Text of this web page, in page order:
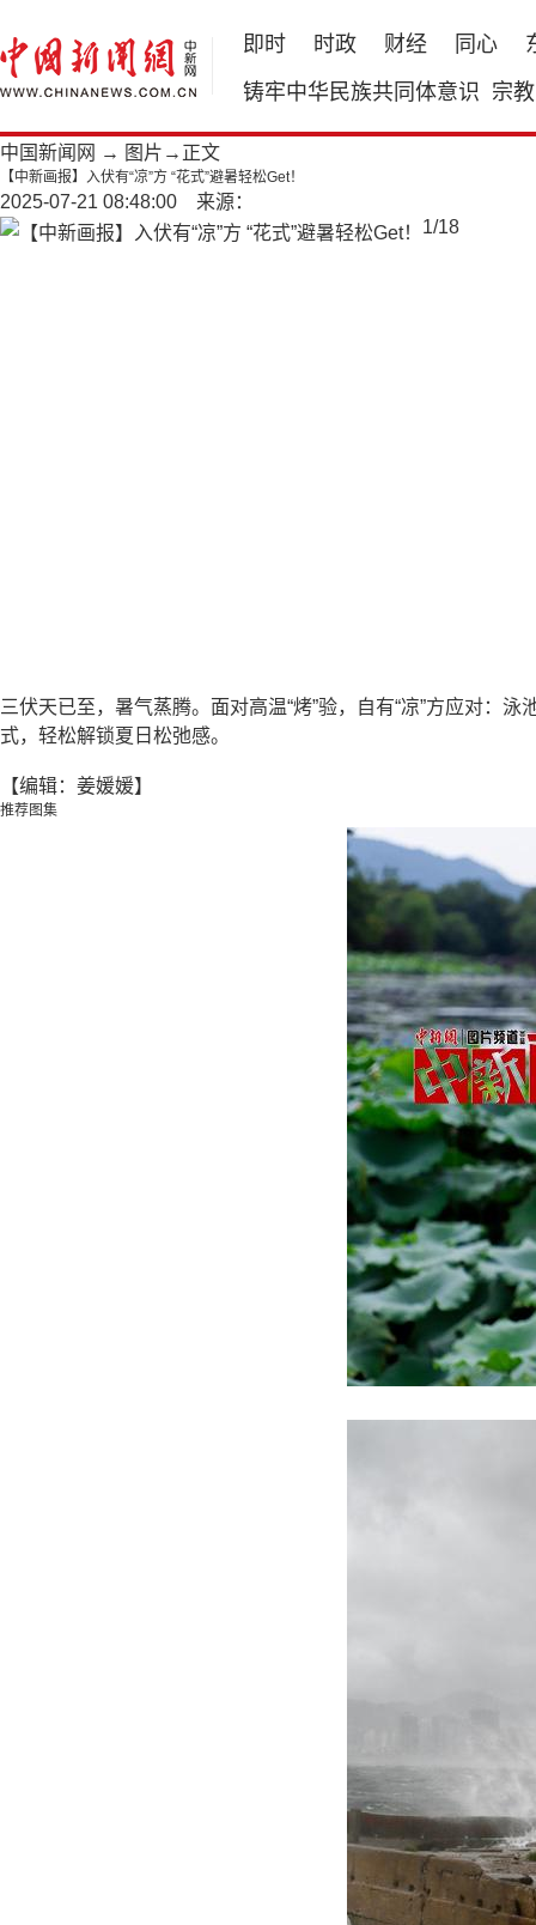
即时 时政 财经 同心
铸牢中华民族共同体意识 宗教
中国新闻网 → 图片 →正文
【中新画报】入伏有“凉”方 “花式”避暑轻松Get！
2025-07-21 08:48:00 来源：
1/18
三伏天已至，暑气蒸腾。面对高温“烤”验，自有“凉”方应对：
式，轻松解锁夏日松弛感。
【编辑：姜媛媛】
推荐图集